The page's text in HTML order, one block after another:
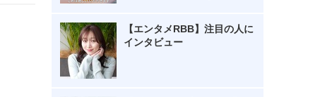
【エンタメRBB】注目の人に
インタビュー